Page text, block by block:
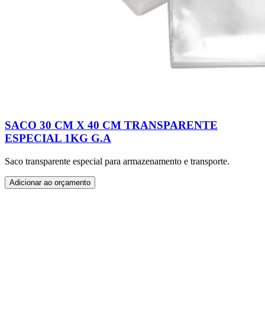
SACO 30 CM X 40 CM TRANSPARENTE
ESPECIAL 1KG G.A
Saco transparente especial para armazenamento e transporte.
Adicionar ao orçamento